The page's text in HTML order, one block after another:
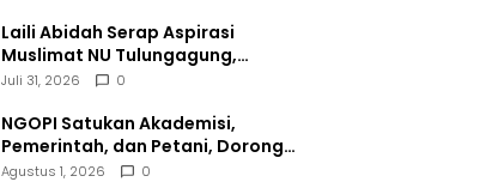
Laili Abidah Serap Aspirasi
Muslimat NU Tulungagung,
Dorong Penguatan Peran
Juli 31, 2026 0
NGOPI Satukan Akademisi,
Pemerintah, dan Petani, Dorong
Konservasi Hutan serta Daya
Agustus 1, 2026 0